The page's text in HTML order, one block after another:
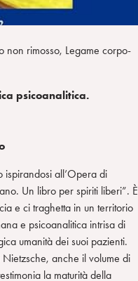
non rimosso, Legame corpo-
psicoanalitica.
ispirandosi all’Opera di
Un libro per spiriti liberi”. È
e ci traghetta in un territorio
e psicoanalitica intrisa di
umanità dei suoi pazienti.
anche il volume di
la maturità della